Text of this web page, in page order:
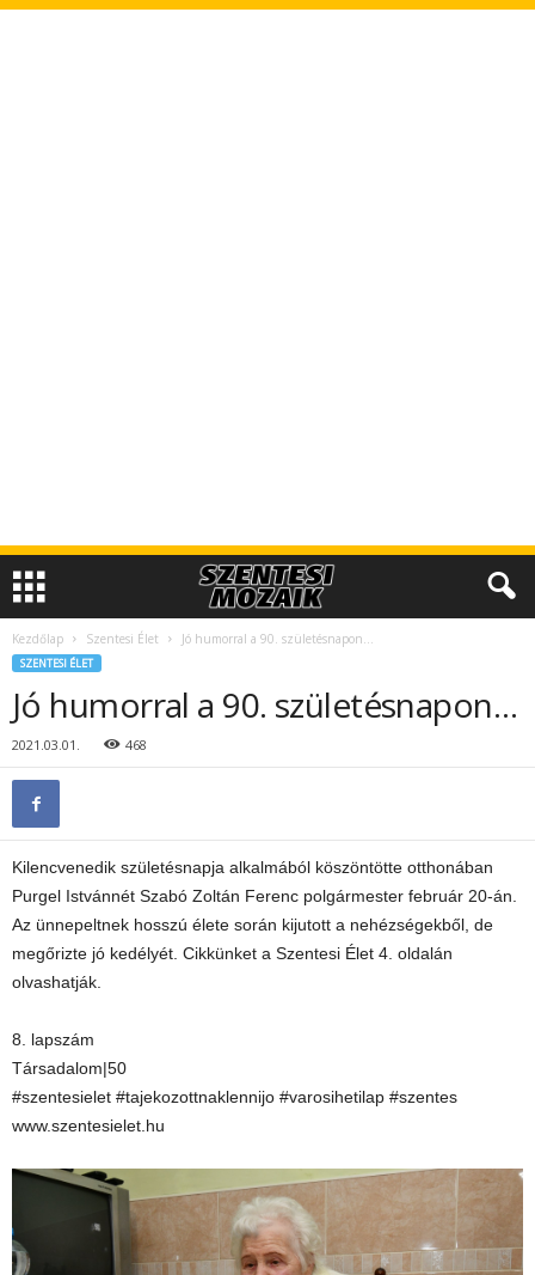
Kezdőlap Szentesi Élet Jó humorral a 90. születésnapon…
SZENTESI ÉLET
Jó humorral a 90. születésnapon…
2021.03.01. 468
Kilencvenedik születésnapja alkalmából köszöntötte otthonában
Purgel Istvánnét Szabó Zoltán Ferenc polgármester február 20-án.
Az ünnepeltnek hosszú élete során kijutott a nehézségekből, de
megőrizte jó kedélyét. Cikkünket a Szentesi Élet 4. oldalán
olvashatják.
8. lapszám
Társadalom|50
#szentesielet #tajekozottnaklennijo #varosihetilap #szentes
www.szentesielet.hu